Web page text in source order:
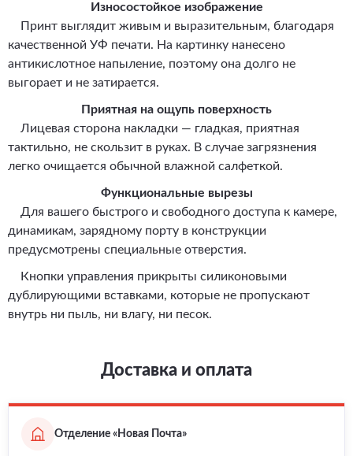
Износостойкое изображение
Принт выглядит живым и выразительным, благодаря
качественной УФ печати. На картинку нанесено
антикислотное напыление, поэтому она долго не
выгорает и не затирается.
Приятная на ощупь поверхность
Лицевая сторона накладки — гладкая, приятная
тактильно, не скользит в руках. В случае загрязнения
легко очищается обычной влажной салфеткой.
Функциональные вырезы
Для вашего быстрого и свободного доступа к камере,
динамикам, зарядному порту в конструкции
предусмотрены специальные отверстия.
Кнопки управления прикрыты силиконовыми
дублирующими вставками, которые не пропускают
внутрь ни пыль, ни влагу, ни песок.
Доставка и оплата
Отделение «Новая Почта»